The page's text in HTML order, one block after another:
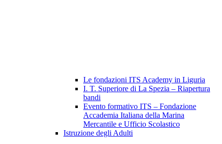
Le fondazioni ITS Academy in Liguria
I. T. Superiore di La Spezia – Riapertura
bandi
Evento formativo ITS – Fondazione
Accademia Italiana della Marina
Mercantile e Ufficio Scolastico
Istruzione degli Adulti